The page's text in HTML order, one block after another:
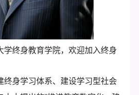
终身教育学院，欢迎加入终身
身学习体系、建设学习型社会